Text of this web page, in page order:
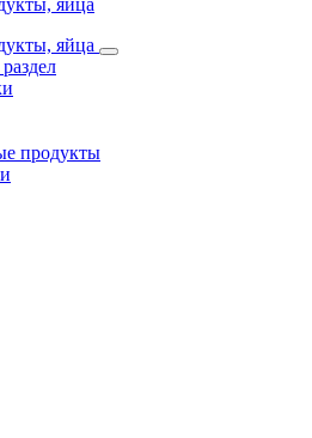
яйца
яйца
продукты